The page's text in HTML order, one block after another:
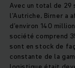
Avec un total de 29
l’Autriche, Birner a
d’environ 140
société comprend
sont en stock de
constante de la